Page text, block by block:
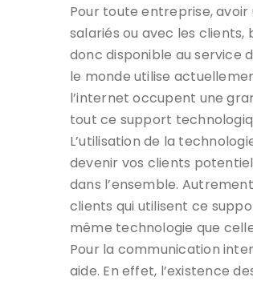
Pour toute entreprise, avoir
salariés ou avec les
donc disponible au service
le monde utilise
l’internet occupent une
tout ce support
L’utilisation de la
devenir vos clients
dans l’ensemble.
clients qui utilisent ce
même technologie que
Pour la communication
aide. En effet, l’existence